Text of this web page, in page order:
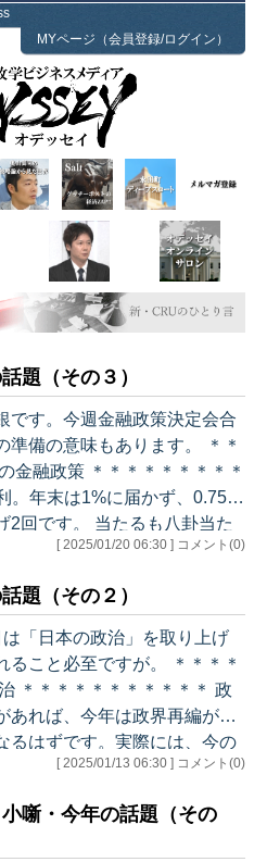
MYページ（会員登録/ログイン）
題（その３）
です。今週金融政策決定会合
の意味もあります。 ＊＊
金融政策 ＊＊＊＊＊＊＊＊＊
たるも八卦当た
があります。 ・日本経
なれば、利上げ確率は高まり
プ政権の政策の影響などで景
なれば、利上げは難しくなり
りに実現し、トランプの影響
[ 2025/01/20 06:30 ] コメント(0)
題（その２）
「日本の政治」を取り上げ
必至ですが。 ＊＊＊＊
＊＊＊＊＊＊＊＊＊＊＊ 政
あれば、今年は政界再編が起
るはずです。実際には、今の
が。 ・当面の最大の
ので、残された時間は多く
算が通らなければ暫定予算を
[ 2025/01/13 06:30 ] コメント(0)
噺・今年の話題（その